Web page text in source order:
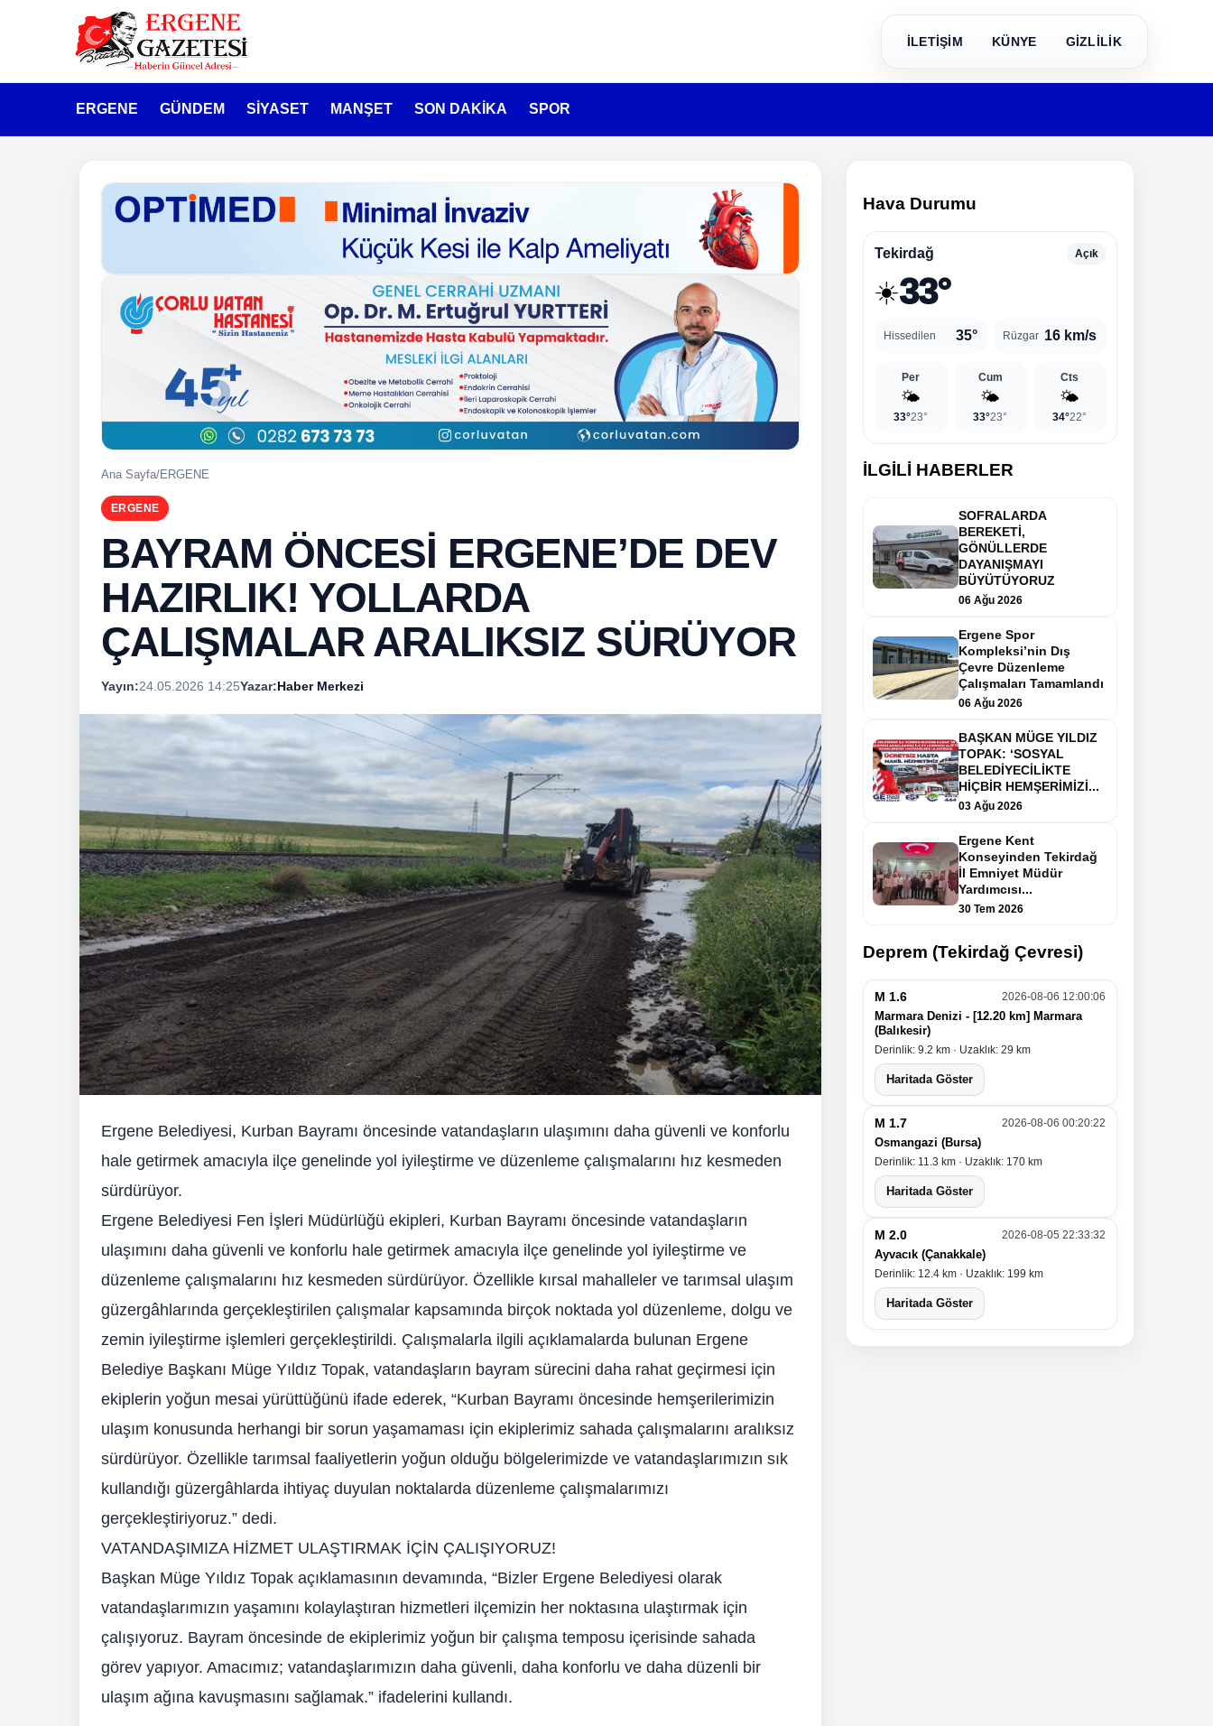
İLETİŞİM KÜNYE GİZLİLİK
ERGENE GÜNDEM SİYASET MANŞET SON DAKİKA SPOR
Ana Sayfa/ERGENE
ERGENE
BAYRAM ÖNCESİ ERGENE’DE DEV
HAZIRLIK! YOLLARDA
ÇALIŞMALAR ARALIKSIZ SÜRÜYOR
Yayın:24.05.2026 14:25Yazar:Haber Merkezi
Ergene Belediyesi, Kurban Bayramı öncesinde vatandaşların ulaşımını daha güvenli ve konforlu
hale getirmek amacıyla ilçe genelinde yol iyileştirme ve düzenleme çalışmalarını hız kesmeden
sürdürüyor.
Ergene Belediyesi Fen İşleri Müdürlüğü ekipleri, Kurban Bayramı öncesinde vatandaşların
ulaşımını daha güvenli ve konforlu hale getirmek amacıyla ilçe genelinde yol iyileştirme ve
düzenleme çalışmalarını hız kesmeden sürdürüyor. Özellikle kırsal mahalleler ve tarımsal ulaşım
güzergâhlarında gerçekleştirilen çalışmalar kapsamında birçok noktada yol düzenleme, dolgu ve
zemin iyileştirme işlemleri gerçekleştirildi. Çalışmalarla ilgili açıklamalarda bulunan Ergene
Belediye Başkanı Müge Yıldız Topak, vatandaşların bayram sürecini daha rahat geçirmesi için
ekiplerin yoğun mesai yürüttüğünü ifade ederek, “Kurban Bayramı öncesinde hemşerilerimizin
ulaşım konusunda herhangi bir sorun yaşamaması için ekiplerimiz sahada çalışmalarını aralıksız
sürdürüyor. Özellikle tarımsal faaliyetlerin yoğun olduğu bölgelerimizde ve vatandaşlarımızın sık
kullandığı güzergâhlarda ihtiyaç duyulan noktalarda düzenleme çalışmalarımızı
gerçekleştiriyoruz.” dedi.
VATANDAŞIMIZA HİZMET ULAŞTIRMAK İÇİN ÇALIŞIYORUZ!
Başkan Müge Yıldız Topak açıklamasının devamında, “Bizler Ergene Belediyesi olarak
vatandaşlarımızın yaşamını kolaylaştıran hizmetleri ilçemizin her noktasına ulaştırmak için
çalışıyoruz. Bayram öncesinde de ekiplerimiz yoğun bir çalışma temposu içerisinde sahada
görev yapıyor. Amacımız; vatandaşlarımızın daha güvenli, daha konforlu ve daha düzenli bir
ulaşım ağına kavuşmasını sağlamak.” ifadelerini kullandı.
Hava Durumu
Tekirdağ Açık
☀️33°
Hissedilen 35° Rüzgar 16 km/s
Per
🌤️
33°23°
Cum
🌤️
33°23°
Cts
🌤️
34°22°
İLGİLİ HABERLER
SOFRALARDA
BEREKETİ,
GÖNÜLLERDE
DAYANIŞMAYI
BÜYÜTÜYORUZ
06 Ağu 2026
Ergene Spor
Kompleksi’nin Dış
Çevre Düzenleme
Çalışmaları Tamamlandı
06 Ağu 2026
BAŞKAN MÜGE YILDIZ
TOPAK: ‘SOSYAL
BELEDİYECİLİKTE
HİÇBİR HEMŞERİMİZİ...
03 Ağu 2026
Ergene Kent
Konseyinden Tekirdağ
İl Emniyet Müdür
Yardımcısı...
30 Tem 2026
Deprem (Tekirdağ Çevresi)
M 1.6 2026-08-06 12:00:06
Marmara Denizi - [12.20 km] Marmara
(Balıkesir)
Derinlik: 9.2 km · Uzaklık: 29 km
Haritada Göster
M 1.7 2026-08-06 00:20:22
Osmangazi (Bursa)
Derinlik: 11.3 km · Uzaklık: 170 km
Haritada Göster
M 2.0 2026-08-05 22:33:32
Ayvacık (Çanakkale)
Derinlik: 12.4 km · Uzaklık: 199 km
Haritada Göster